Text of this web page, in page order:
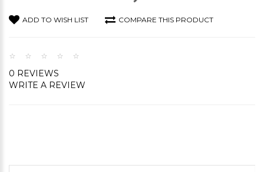
ADD TO WISH LIST COMPARE THIS PRODUCT
0 REVIEWS
WRITE A REVIEW